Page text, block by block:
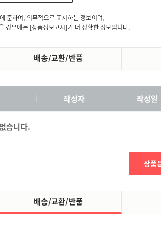
준하여, 의무적으로 표시하는 정보이며,
경우에는 [상품정보고시]가 더 정확한 정보입니다.
배송/교환/반품
작성자 작성일
습니다.
상품
배송/교환/반품